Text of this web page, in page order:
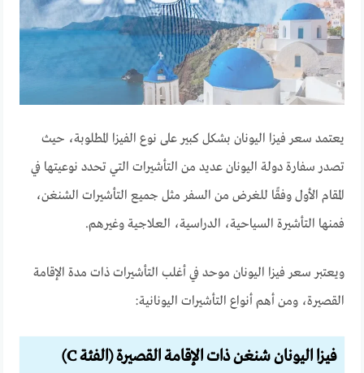
يعتمد سعر فيزا اليونان بشكل كبير على نوع الفيزا المطلوبة، حيث
تصدر سفارة دولة اليونان عديد من التأشيرات التي تحدد نوعيتها في
المقام الأول وفقًا للغرض من السفر مثل جميع التأشيرات الشنغن،
فمنها التأشيرة السياحية، الدراسية، العلاجية وغيرهم.
ويعتبر سعر فيزا اليونان موحد في أغلب التأشيرات ذات مدة الإقامة
القصيرة، ومن أهم أنواع التأشيرات اليونانية:
فيزا اليونان شنغن ذات الإقامة القصيرة (الفئة C)